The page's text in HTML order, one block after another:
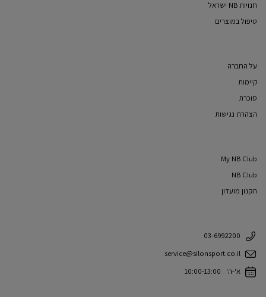
חנויות NB ישראל
טיפול במוצרים
על החברה
קיימות
סוכרת
הצהרת נגישות
My NB Club
NB Club
תקנון מועדון
03-6992200
service@silonsport.co.il
א'-ה' 10:00-13:00